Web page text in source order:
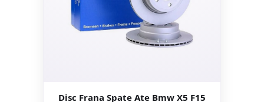
Disc Frana Spate Ate Bmw X5 F15